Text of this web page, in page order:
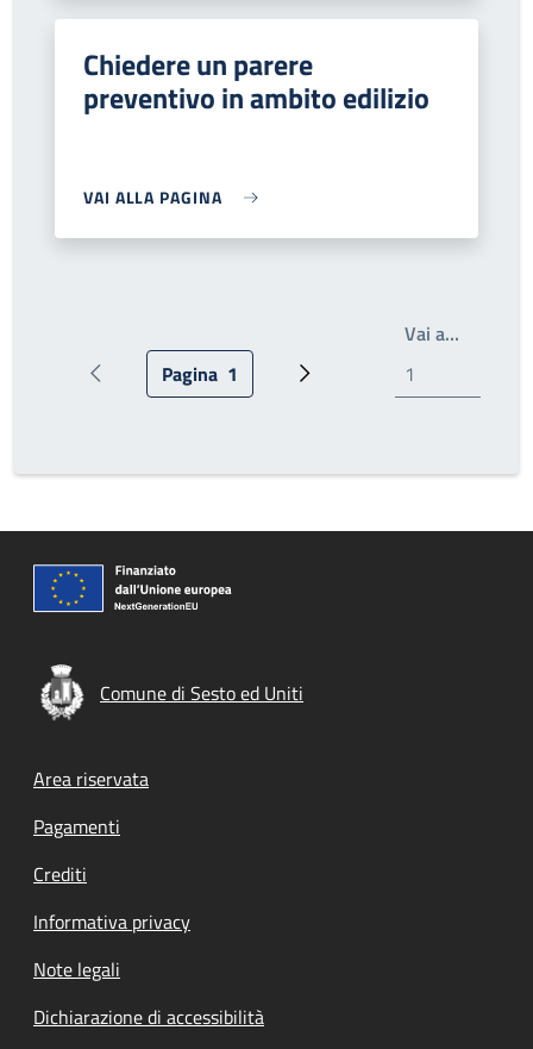
Chiedere un parere
preventivo in ambito edilizio
VAI ALLA PAGINA
Pagina precedentePagina attuale
Pagina 1 Prossima pagina
Vai a…
Comune di Sesto ed Uniti
Footer menu
Area riservata
Pagamenti
Crediti
Informativa privacy
Note legali
Dichiarazione di accessibilità